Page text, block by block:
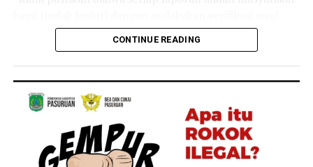
apakah informasi dan data awal yang disampaikan
tersebut valid atau tidak,” ujar Budi, Rabu lalu 15 Juli
2026.
‎Selain melakukan verifikasi, KPK juga akan
mengumpulkan bahan keterangan (pulbaket) untuk
melengkapi informasi dan bukti awal yang disampaikan
pelapor.
CONTINUE READING